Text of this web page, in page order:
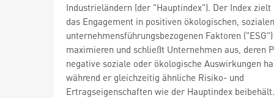
Industrieländern (der "Hauptindex"). Der Index zielt
das Engagement in positiven ökologischen,
unternehmensführungsbezogenen Faktoren
maximieren und schließt Unternehmen aus, deren
negative soziale oder ökologische Auswirkungen
während er gleichzeitig ähnliche Risiko- und
Ertragseigenschaften wie der Hauptindex